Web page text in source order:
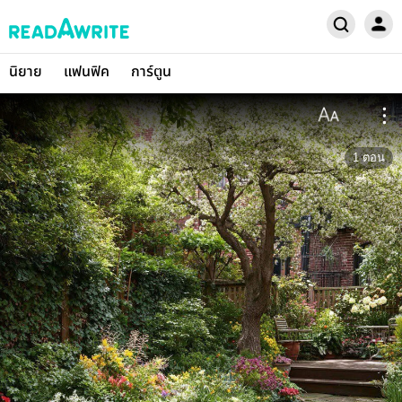
นิยาย แฟนฟิค การ์ตูน
1 ตอน